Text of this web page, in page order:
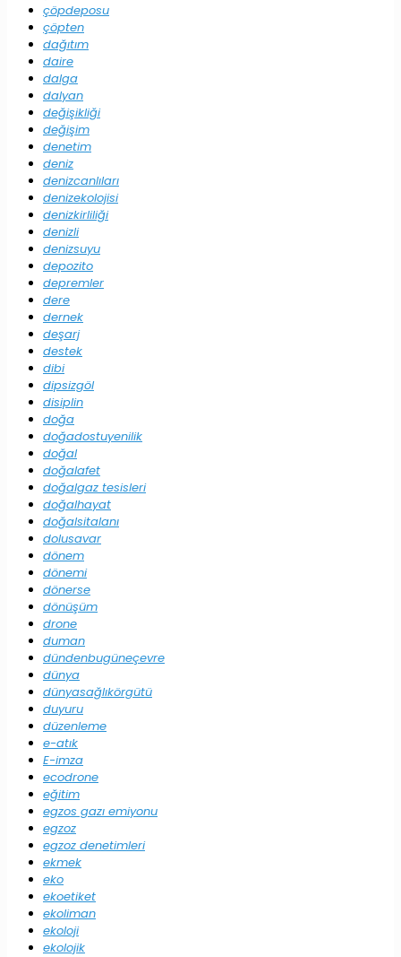
çöpdeposu
çöpten
dağıtım
daire
dalga
dalyan
değişikliği
değişim
denetim
deniz
denizcanlıları
denizekolojisi
denizkirliliği
denizli
denizsuyu
depozito
depremler
dere
dernek
deşarj
destek
dibi
dipsizgöl
disiplin
doğa
doğadostuyenilik
doğal
doğalafet
doğalgaz tesisleri
doğalhayat
doğalsitalanı
dolusavar
dönem
dönemi
dönerse
dönüşüm
drone
duman
dündenbugüneçevre
dünya
dünyasağlıkörgütü
duyuru
düzenleme
e-atık
E-imza
ecodrone
eğitim
egzos gazı emiyonu
egzoz
egzoz denetimleri
ekmek
eko
ekoetiket
ekoliman
ekoloji
ekolojik